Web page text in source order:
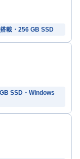
載・256 GB SSD
SSD・Windows